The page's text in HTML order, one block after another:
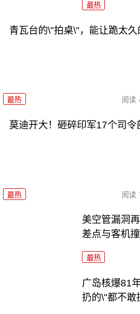
最热
青瓦台的\"拍桌\"，能让跪太久
最热 阅读
莫迪开大！砸碎印军17个司令
最热 阅读
美空管漏洞
差点与客机
最热
广岛核爆81
扔的\"都不敢